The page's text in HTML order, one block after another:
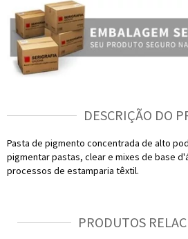
DESCRIÇÃO DO
Pasta de pigmento concentrada de alto
pigmentar pastas, clear e mixes de base
processos de estamparia têxtil.
PRODUTOS